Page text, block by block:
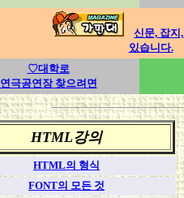
신문, 잡지
있습니다.
♡대학로
연극공연장 찾으려면
HTML강의
HTML의 형식
FONT의 모든 것